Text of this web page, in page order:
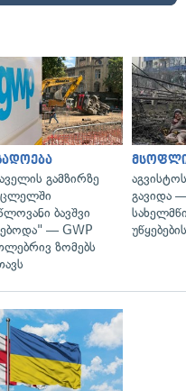
გამზირზე
ბავშვი
— GWP
ზომებს
გავიდა